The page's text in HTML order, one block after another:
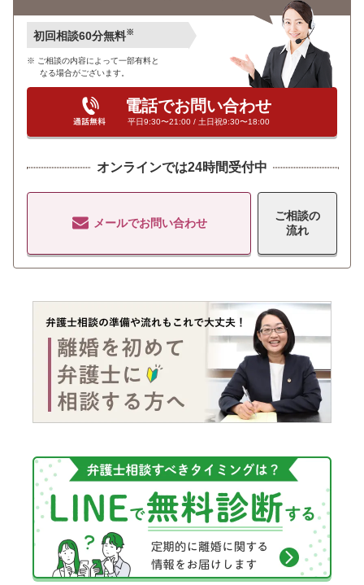
初回相談60分無料※
ご相談の内容によって一部有料と
なる場合がございます。
電話でお問い合わせ
平日9:30〜21:00 / 土日祝9:30〜18:00
オンラインでは24時間受付中
メールでお問い合わせ
ご相談の
流れ